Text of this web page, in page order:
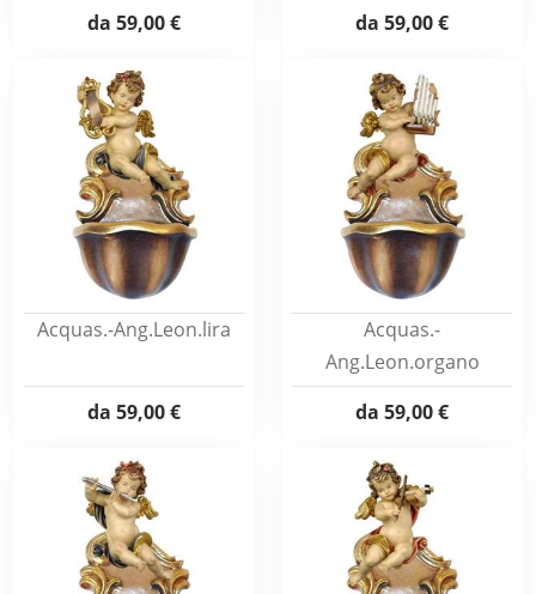
da 59,00 €
da 59,00 €
Acquas.-Ang.Leon.lira
da 59,00 €
Acquas.-
Ang.Leon.organo
da 59,00 €